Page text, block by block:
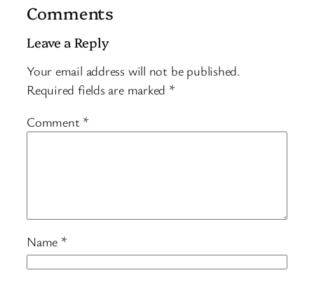
Comments
Leave a Reply
Your email address will not be published.
Required fields are marked *
Comment *
Name *